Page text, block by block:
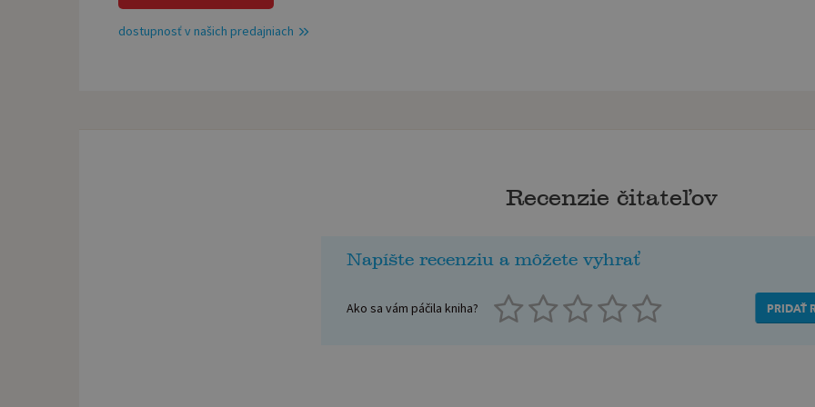
dostupnosť v našich predajniach
Recenzie čitateľov
Napíšte recenziu a môžete vyhrať
Ako sa vám páčila kniha? PRIDAŤ